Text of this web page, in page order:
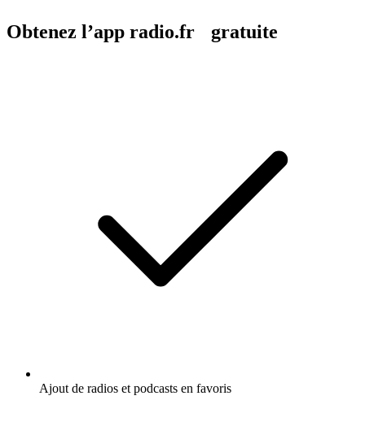
Obtenez l’app radio.fr gratuite
Ajout de radios et podcasts en favoris